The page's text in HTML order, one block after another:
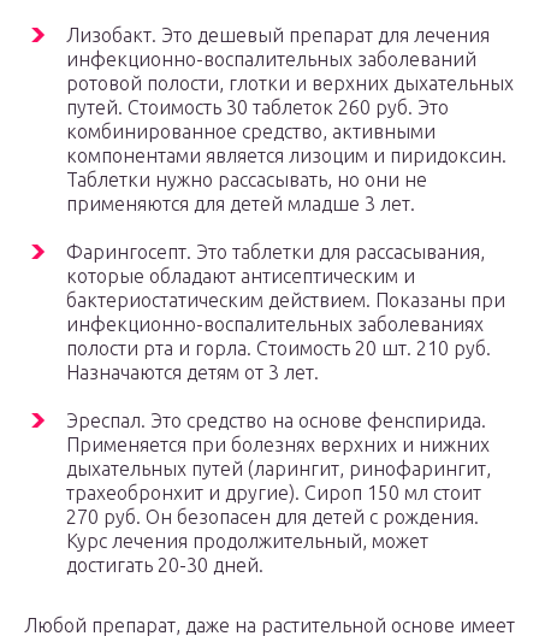
Лизобакт. Это дешевый препарат для лечения
инфекционно-воспалительных заболеваний
ротовой полости, глотки и верхних дыхательных
путей. Стоимость 30 таблеток 260 руб. Это
комбинированное средство, активными
компонентами является лизоцим и пиридоксин.
Таблетки нужно рассасывать, но они не
применяются для детей младше 3 лет.
Фарингосепт. Это таблетки для рассасывания,
которые обладают антисептическим и
бактериостатическим действием. Показаны при
инфекционно-воспалительных заболеваниях
полости рта и горла. Стоимость 20 шт. 210 руб.
Назначаются детям от 3 лет.
Эреспал. Это средство на основе фенспирида.
Применяется при болезнях верхних и нижних
дыхательных путей (ларингит, ринофарингит,
трахеобронхит и другие). Сироп 150 мл стоит
270 руб. Он безопасен для детей с рождения.
Курс лечения продолжительный, может
достигать 20-30 дней.
Любой препарат, даже на растительной основе имеет